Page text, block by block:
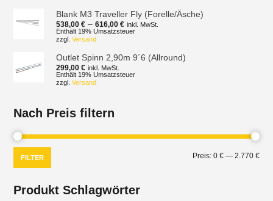
Blank M3 Traveller Fly (Forelle/Äsche)
538,00€ –616,00€Preisspanne:
538,00 €
inkl. MwSt.
Enthält 19% Umsatzsteuer
zzgl.Versand
Outlet Spinn 2,90m 9´6 (Allround)
299,00€ inkl. MwSt.
Enthält 19% Umsatzsteuer
zzgl.Versand
Nach Preis filtern
Min.
FILTER Preis: 0 €— 2.770 €
Produkt Schlagwörter